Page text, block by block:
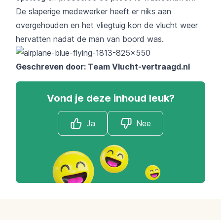
De slaperige medewerker heeft er niks aan
overgehouden en het vliegtuig kon de vlucht weer
hervatten nadat de man van boord was.
Geschreven door: Team Vlucht-vertraagd.nl
Vond je deze inhoud leuk?
Ja Nee